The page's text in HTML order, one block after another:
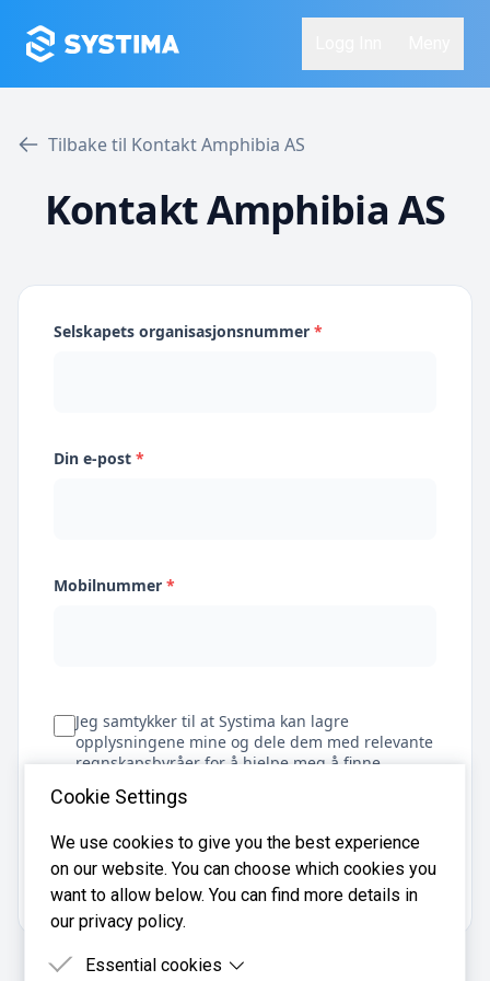
Tilbake til Kontakt Amphibia AS
Kontakt Amphibia AS
Selskapets organisasjonsnummer *
Din e-post *
Mobilnummer *
Jeg samtykker til at Systima kan lagre
opplysningene mine og dele dem med relevante
regnskapsbyråer for å hjelpe meg å finne
regnskapsfører
Få tilbud
Cookie Settings
We use cookies to give you the best experience
on our website. You can choose which cookies you
want to allow below. You can find more details in
our privacy policy.
Essential cookies